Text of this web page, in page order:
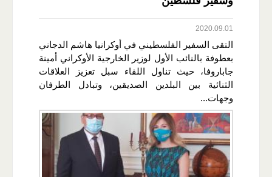
2020.09.01
التقى السفير الفلسطيني في أوكرانيا هاشم الدجاني
بعطوفة بالنائب الأول لوزير الخارجية الأوكراني أمينة
جاباروفا، حيث تناول اللقاء سبل تعزيز العلاقات
الثنائية بين البلدين الصديقين، وتبادل الطرفان
وجهات...